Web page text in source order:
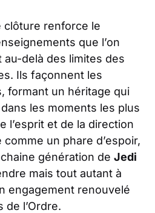
clôture renforce le
que l’on
delà des limites des
Ils façonnent les
formant un héritage qui
les moments les plus
l’esprit et de la direction
un phare d’espoir,
génération de Jedi
mais tout autant à
engagement renouvelé
l’Ordre.